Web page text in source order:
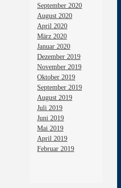
September 2020
August 2020
April 2020
März 2020
Januar 2020
Dezember 2019
November 2019
Oktober 2019
September 2019
August 2019
Juli 2019
Juni 2019
Mai 2019
April 2019
Februar 2019